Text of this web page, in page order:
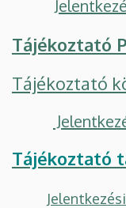
Tájékoztató
Tájékoztató
Tájékoztató